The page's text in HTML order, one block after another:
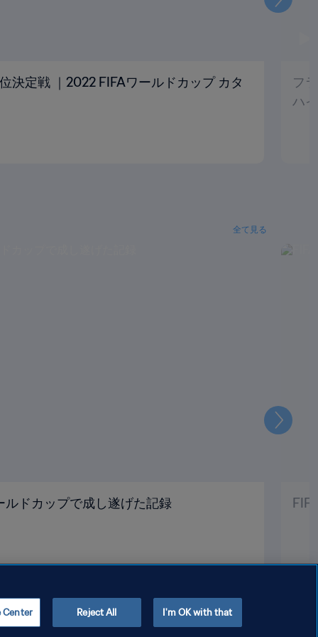
決定戦 ｜2022 FIFAワールドカップ カタ
フ
ハ
次
全て見る
ドカップで成し遂げた記録
次
Center Reject All I'm OK with that